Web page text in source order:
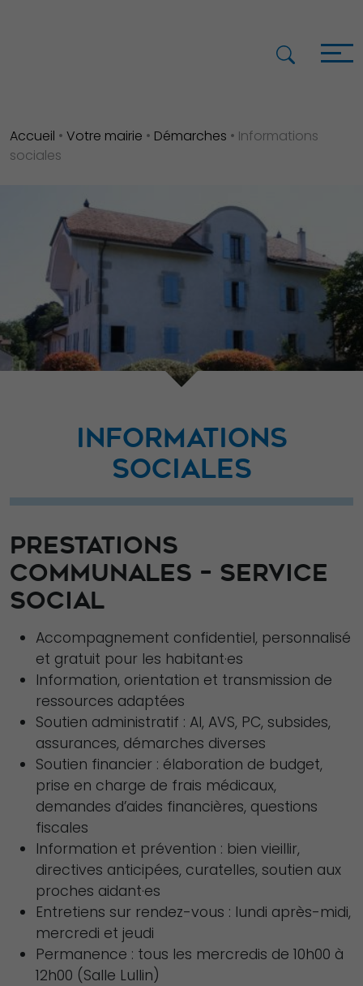
Accueil • Votre mairie • Démarches • Informations
sociales
INFORMATIONS
SOCIALES
PRESTATIONS
COMMUNALES – SERVICE
SOCIAL
Accompagnement confidentiel, personnalisé
et gratuit pour les habitant·es
Information, orientation et transmission de
ressources adaptées
Soutien administratif : AI, AVS, PC, subsides,
assurances, démarches diverses
Soutien financier : élaboration de budget,
prise en charge de frais médicaux,
demandes d’aides financières, questions
fiscales
Information et prévention : bien vieillir,
directives anticipées, curatelles, soutien aux
proches aidant·es
Entretiens sur rendez-vous : lundi après-midi,
mercredi et jeudi
Permanence : tous les mercredis de 10h00 à
12h00 (Salle Lullin)